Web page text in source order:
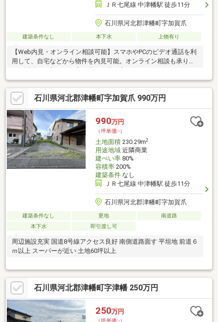
ＪＲ七尾線 中津幡駅 徒歩11分
石川県河北郡津幡町字加賀爪
建築条件なし 本下水 上物有り
【Web内見・オンライン相談可能】スマホやPCのビデオ通話を利
用して、自宅などから物件を内見可能。オンライン相談も承りま
っております。徒歩10分以内に小学校等の公的施設が全てあり、
子育てもしやすい場所になっております。災害も少ないエリアで
すので新生活の拠点におススメです。・測量により面積が増減す
る可能性及びセットバック面積が増減する可能性があります。・
セットバックの必要可能性あり・敷地測量を予定しており、面積
等に変動可能性あり・契約後、解体予定・前面道路役所にて管理
石川県河北郡津幡町字加賀爪 990万円
990万円
（坪単価:-）
土地面積230.29m2
用途地域近隣商業
建ぺい率80%
容積率200%
建築条件なし
ＪＲ七尾線 中津幡駅 徒歩11分
石川県河北郡津幡町字加賀爪
建築条件なし 更地
南道路
本下水
即引渡し可
周辺施設充実 国道8号線アクセス良好 南側道路面す 平坦地 前道６
ｍ以上 スーパーが近い 土地60坪以上
石川県河北郡津幡町字津幡 250万円
250万円